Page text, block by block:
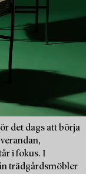
det dags att börja
i fokus. I
trädgårdsmöbler